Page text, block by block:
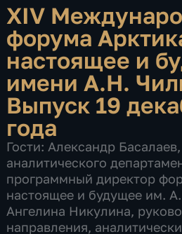
XIV
форума
настоящее и
имени А.Н.
Выпуск 19
года
Гости: Александр
аналитического
программный директор
настоящее и будущее им.
Ангелина Никулина,
направления,